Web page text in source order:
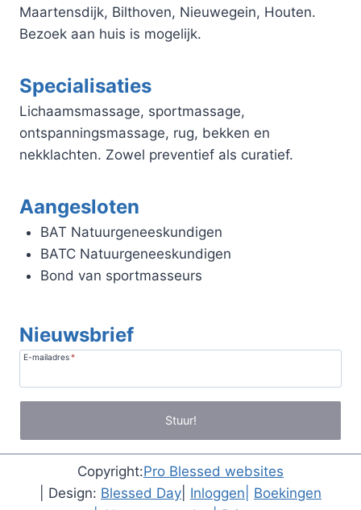
Maartensdijk, Bilthoven, Nieuwegein, Houten.
Bezoek aan huis is mogelijk.
Specialisaties
Lichaamsmassage, sportmassage,
ontspanningsmassage, rug, bekken en
nekklachten. Zowel preventief als curatief.
Aangesloten
BAT Natuurgeneeskundigen
BATC Natuurgeneeskundigen
Bond van sportmasseurs
Nieuwsbrief
E-mailadres*
Stuur!
Copyright:Pro Blessed websites
| Design: Blessed Day Inloggen
Boekingen